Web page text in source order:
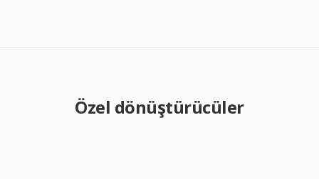
Özel dönüştürücüler